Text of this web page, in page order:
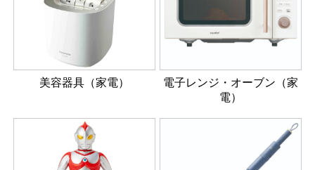
美容器具（家電）
電子レンジ・オーブン（家
電）